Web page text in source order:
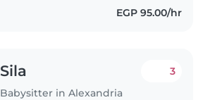
EGP 95.00/hr
Sila
Babysitter in Alexandria
3